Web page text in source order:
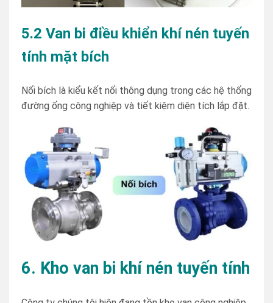
5.2 Van bi điều khiển khí nén tuyến
tính mặt bích
Nối bích là kiểu kết nối thông dụng trong các hệ thống
đường ống công nghiệp và tiết kiệm diện tích lắp đặt.
6. Kho van bi khí nén tuyến tính